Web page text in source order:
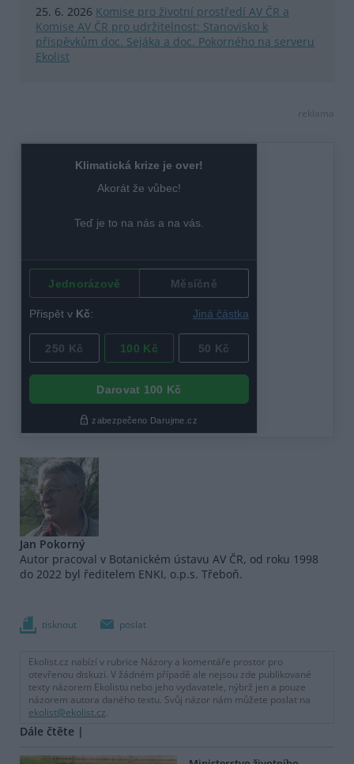
25. 6. 2026 Komise pro životní prostředí AV ČR a
Komise AV ČR pro udržitelnost: Stanovisko k
příspěvkům doc. Sejáka a doc. Pokorného na serveru
Ekolist
reklama
Jan Pokorný
Autor pracoval v Botanickém ústavu AV ČR, od roku 1998
do 2022 byl ředitelem ENKI, o.p.s. Třeboň.
tisknout poslat
Ekolist.cz nabízí v rubrice Názory a komentáře prostor pro
otevřenou diskuzi. V žádném případě ale nejsou zde publikované
texty názorem Ekolistu nebo jeho vydavatele, nýbrž jen a pouze
názorem autora daného textu. Svůj názor nám můžete poslat na
ekolist@ekolist.cz.
Dále čtěte |